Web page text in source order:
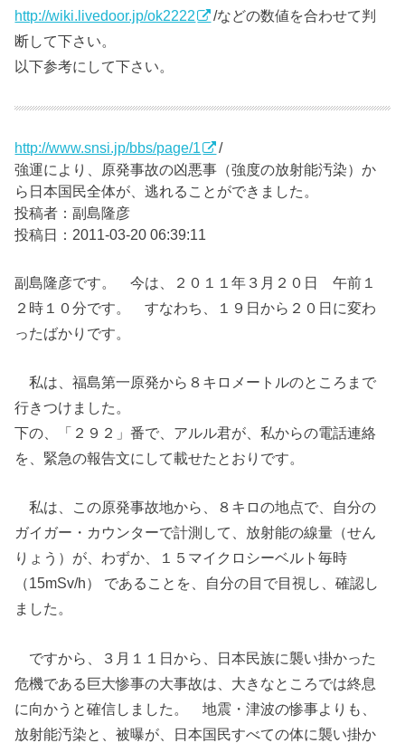
http://wiki.livedoor.jp/ok2222
/などの数値を合わせて判
断して下さい。
以下参考にして下さい。
http://www.snsi.jp/bbs/page/1
/
強運により、原発事故の凶悪事（強度の放射能汚染）か
ら日本国民全体が、逃れることができました。
投稿者：副島隆彦
投稿日：2011-03-20 06:39:11
副島隆彦です。 今は、２０１１年３月２０日 午前１
２時１０分です。 すなわち、１９日から２０日に変わ
ったばかりです。
私は、福島第一原発から８キロメートルのところまで
行きつけました。
下の、「２９２」番で、アルル君が、私からの電話連絡
を、緊急の報告文にして載せたとおりです。
私は、この原発事故地から、８キロの地点で、自分の
ガイガー・カウンターで計測して、放射能の線量（せん
りょう）が、わずか、１５マイクロシーベルト毎時
（15mSv/h） であることを、自分の目で目視し、確認し
ました。
ですから、３月１１日から、日本民族に襲い掛かった
危機である巨大惨事の大事故は、大きなところでは終息
に向かうと確信しました。 地震・津波の惨事よりも、
放射能汚染と、被曝が、日本国民すべての体に襲い掛か